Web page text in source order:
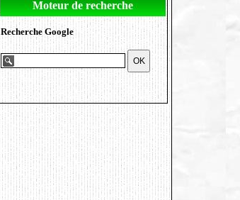
Moteur de recherche
Recherche Google